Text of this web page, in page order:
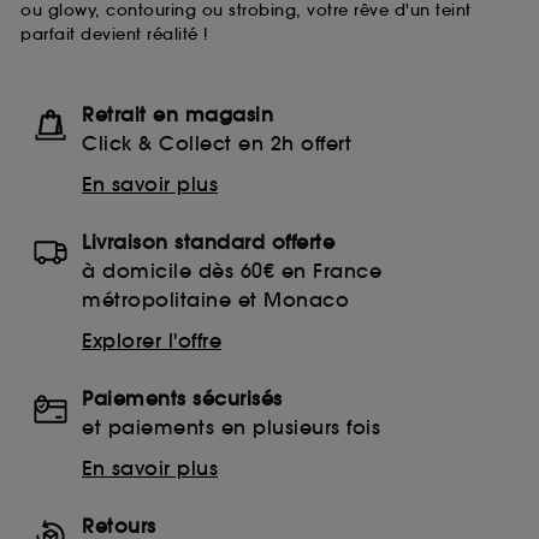
ou glowy, contouring ou strobing, votre rêve d'un teint
parfait devient réalité !
Retrait en magasin
Click & Collect en 2h offert
En savoir plus
Livraison standard offerte
à domicile dès 60€ en France
métropolitaine et Monaco
Explorer l'offre
Paiements sécurisés
et paiements en plusieurs fois
En savoir plus
Retours
moment choisir de retirer votrte consentement. Si vous
souhaitez obtenir plus d'information sur les cookies